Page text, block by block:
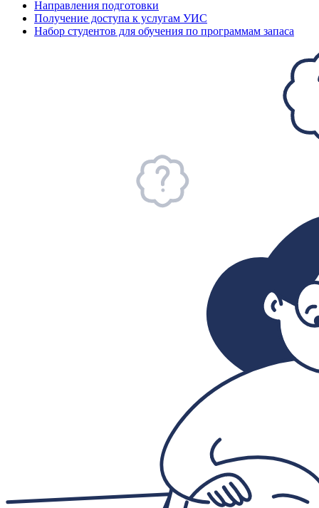
Направления подготовки
Получение доступа к услугам УИС
Набор студентов для обучения по программам запаса